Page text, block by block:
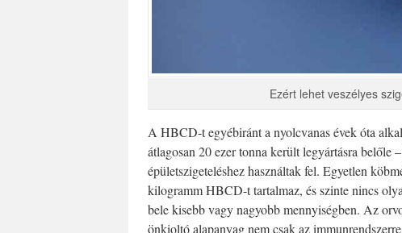
Ezért lehet veszélyes
A HBCD-t egyébiránt a nyolcvanas évek óta
átlagosan 20 ezer tonna került legyártásra belőle
épületszigeteléshez használtak fel. Egyetlen
kilogramm HBCD-t tartalmaz, és szinte nincs
bele kisebb vagy nagyobb mennyiségben. Az
önkioltó alapanyag nem csak az